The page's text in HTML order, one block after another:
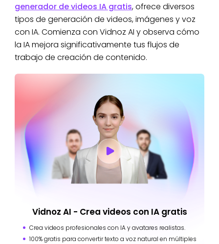
generador de videos IA gratis, ofrece diversos
tipos de generación de videos, imágenes y voz
con IA. Comienza con Vidnoz AI y observa cómo
la IA mejora significativamente tus flujos de
trabajo de creación de contenido.
Vidnoz AI - Crea videos con IA gratis
Crea videos profesionales con IA y avatares realistas.
100% gratis para convertir texto a voz natural en múltiples